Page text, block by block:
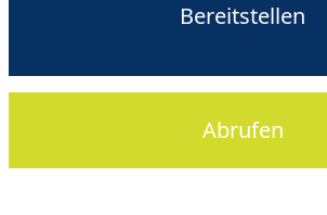
Bereitstellen
Abrufen